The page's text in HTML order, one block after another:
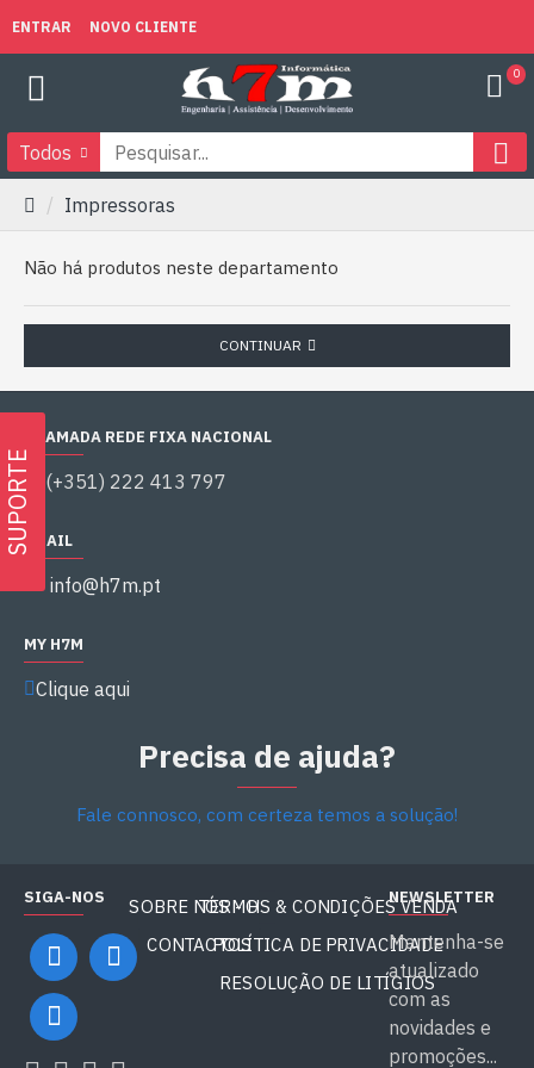
SUPORTE
ENTRAR NOVO CLIENTE
0
Todos
Impressoras
Não há produtos neste departamento
CONTINUAR
CHAMADA REDE FIXA NACIONAL
(+351) 222 413 797
EMAIL
info@h7m.pt
MY H7M
Clique aqui
Precisa de ajuda?
Fale connosco, com certeza temos a solução!
SIGA-NOS
SOBRE NÓS - H7M
CONTACTOS
TERMOS & CONDIÇÕES VENDA
POLÍTICA DE PRIVACIDADE
RESOLUÇÃO DE LITÍGIOS
NEWSLETTER
Mantenha-se
atualizado
com as
novidades e
promoções...